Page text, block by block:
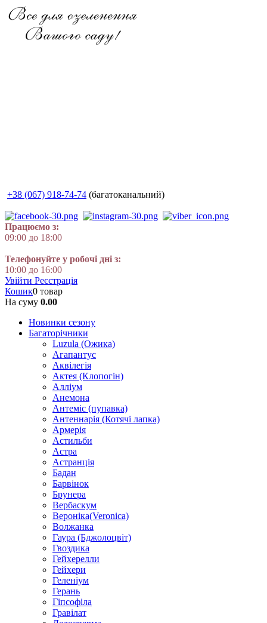
+38 (067) 918-74-74 (багатоканальний)
Працюємо з:
09:00 до 18:00
Телефонуйте у робочі дні з:
10:00 до 16:00
Увійти Реєстрація
Кошик0 товар
На суму 0.00
Новинки сезону
Багаторічники
Luzula (Ожика)
Агапантус
Аквілегія
Актея (Клопогін)
Алліум
Анемона
Антеміс (пупавка)
Антеннарія (Котячі лапка)
Армерія
Астильби
Астра
Астранція
Бадан
Барвінок
Брунера
Вербаскум
Вероніка(Veronica)
Волжанка
Гаура (Бджолоцвіт)
Гвоздика
Гейхерелли
Гейхери
Геленіум
Герань
Гіпсофіла
Гравілат